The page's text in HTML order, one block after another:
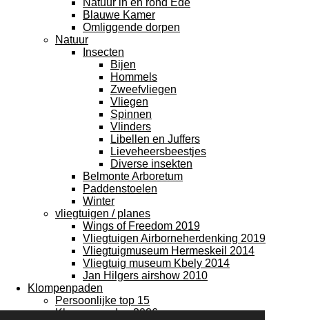
Natuur in en rond Ede
Blauwe Kamer
Omliggende dorpen
Natuur
Insecten
Bijen
Hommels
Zweefvliegen
Vliegen
Spinnen
Vlinders
Libellen en Juffers
Lieveheersbeestjes
Diverse insekten
Belmonte Arboretum
Paddenstoelen
Winter
vliegtuigen / planes
Wings of Freedom 2019
Vliegtuigen Airborneherdenking 2019
Vliegtuigmuseum Hermeskeil 2014
Vliegtuig museum Kbely 2014
Jan Hilgers airshow 2010
Klompenpaden
Persoonlijke top 15
Klompenpaden 2026